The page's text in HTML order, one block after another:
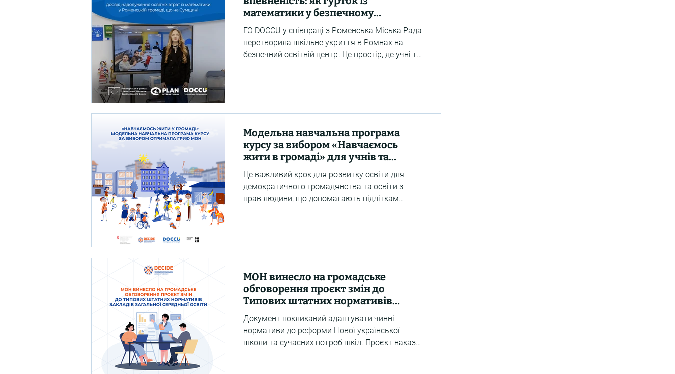
математики у безпечному
освітньому просторі допоміг учням
із Ромнів, що на Сумщині
ГО DOCCU у співпраці з Роменська Міська Рада
перетворила шкільне укриття в Ромнах на
безпечний освітній центр. Це простір, де учні та
проходити тренінги з питань безпеки,
цивільного захисту, психоемоційного здоров’я
та подолання стресу, відвідувати гуртки STEM
English, «Математика без меж», «Art dance», 3D-
моделювання, «Основи робототехніки», «Актив
здоровʼя» та надолуж
Модельна навчальна програма
курсу за вибором «Навчаємось
жити в громаді» для учнів та
учениць 8 (9) класів закладів ЗСО
отримала гриф «Рекомендовано
Міністерством освіти і науки
України»
Це важливий крок для розвитку освіти для
демократичного громадянства та освіти з
прав людини, що допомагають підліткам
та відповідальними жителями своєї громади!
Адже під час його вивчення учні та учениці:
дізнаються, як функціонує територіальна
громада та яку роль у її розвитку можуть
відігравати діти й молодь; розвивають навички
співпраці, комуніка
МОН винесло на громадське
обговорення проєкт змін до
Типових штатних нормативів
закладів загальної середньої
освіти
Документ покликаний адаптувати чинні
нормативи до реформи Нової української
школи та сучасних потреб шкіл. Проєкт наказу